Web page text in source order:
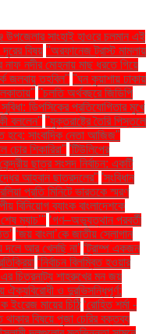
উপজেলার সাংহাই হাওরে চলমান এই
বিষয় ''অরফানেজ ট্রাস্ট মামলায়
নদীর মোহনায় মাছ ধরতে গিয়ে
জলবায়ু তহবিল'' ''ঘন কুয়াশায় ঢাকায়
''চলতি অর্থবছরে জিডিপি
ডিপসিকের প্রতিযোগিতার মুখে
বললেন'' ''যুক্তরাষ্ট্রে তৈরি পিস্তলে
হবে: সাংবাদিক নেতা আজিজ"
চোর শিকারিরা'' 'টিউলিপের
ছাত্র সংসদ নির্বাচন: একটি
আহ্বান ছাত্রদলের'' 'সংবিধান
প্রতি মিনিটে ভারতকে স্মরণ
বিনিয়োগ ব্যাংক বাংলাদেশকে
ম্যাচ’" ‘গণ–অভ্যুত্থান পরবর্তী
‘জয় বাংলা’কে জাতীয় স্লোগান
দলে আর খেলছি না’ ‘ট্রাম্প একজন
‘নির্বাচন বিলম্বিত হওয়ার
এর চিত্রনাট্য শাহরুখের মন জয়
ঐক্যবিরোধী ও দুরভিসন্ধিপূর্ণ:
ইংরেজ মায়ের চিঠি ‘রোহিত শর্মা -
থাকার বিষয়ে পূজা চেরির বক্তব্য